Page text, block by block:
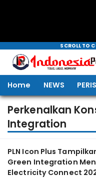
SCROLL TO
Home NEWS
Perkenalkan
Integration
PLN Icon Plus
Green Integration
Electricity Connect